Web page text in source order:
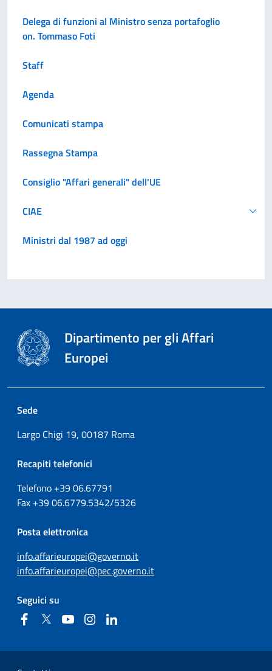
Delega di funzioni al Ministro senza portafoglio
on. Tommaso Foti
Staff
Agenda
Comunicati stampa
Rassegna Stampa
Consiglio "Affari generali" dell'UE
CIAE
Ministri dal 1987 ad oggi
Dipartimento per gli Affari
Europei
Sede
Largo Chigi 19, 00187 Roma
Recapiti telefonici
Telefono +3906.67791
Fax +3906.6779.5342/5326
Posta elettronica
info.affarieuropei@governo.it
info.affarieuropei@pec.governo.it
Seguici su
FacebookTwitter YouTubeInstagram
Sezione Link Utili